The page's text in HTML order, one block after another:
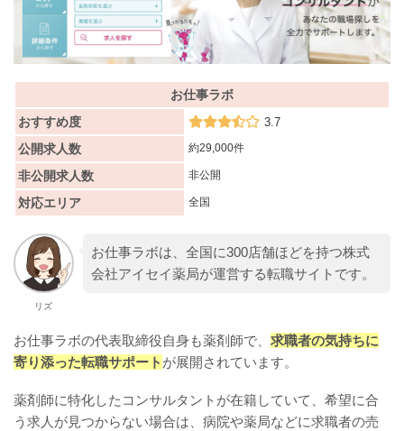
お仕事ラボ
おすすめ度
3.7
公開求人数 約29,000件
非公開求人数 非公開
対応エリア 全国
リズ
お仕事ラボは、全国に300店舗ほどを持つ株式
会社アイセイ薬局が運営する転職サイトです。
お仕事ラボの代表取締役自身も薬剤師で、 求職者の気持ちに
寄り添った転職サポート が展開されています。
薬剤師に特化したコンサルタントが在籍していて、希望に合
う求人が見つからない場合は、病院や薬局などに求職者の売